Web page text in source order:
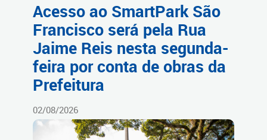
Acesso ao SmartPark São
Francisco será pela Rua
Jaime Reis nesta segunda-
feira por conta de obras da
Prefeitura
02/08/2026